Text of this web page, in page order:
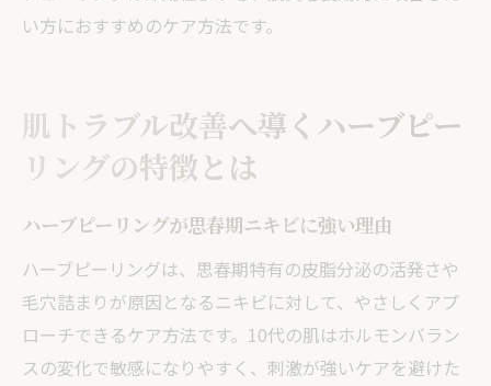
い方におすすめのケア方法です。
肌トラブル改善へ導くハーブピー
リングの特徴とは
ハーブピーリングが思春期ニキビに強い理由
ハーブピーリングは、思春期特有の皮脂分泌の活発さや
毛穴詰まりが原因となるニキビに対して、やさしくアプ
ローチできるケア方法です。10代の肌はホルモンバラン
スの変化で敏感になりやすく、刺激が強いケアを避けた